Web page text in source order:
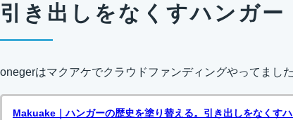
引き出しをなくすハンガー
onegerはマクアケでクラウドファンディングやってました
Makuake｜ハンガーの歴史を塗り替える。引き出しをなくす